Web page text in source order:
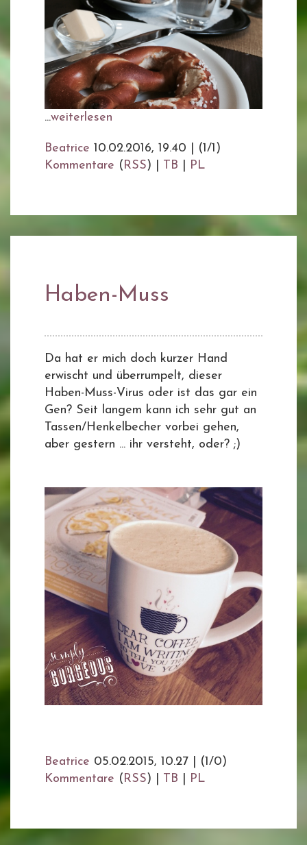
...weiterlesen
Beatrice 10.02.2016, 19.40
(1/1)
Kommentare (RSS) | TB PL
Haben-Muss
Da hat er mich doch kurzer Hand
erwischt und überrumpelt, dieser
Haben-Muss-Virus oder ist das gar ein
Gen? Seit langem kann ich sehr gut an
Tassen/Henkelbecher vorbei gehen,
aber gestern ... ihr versteht, oder? ;)
Beatrice 05.02.2015, 10.27
(1/0)
Kommentare (RSS) | TB PL